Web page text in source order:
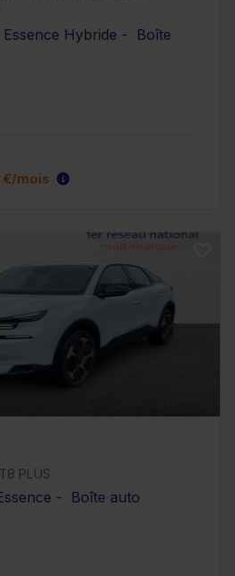
Hybride - Boîte
€/mois
PLUS
- Boîte auto